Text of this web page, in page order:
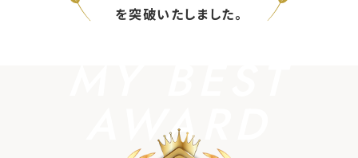
を突破いたしました。
AWARD